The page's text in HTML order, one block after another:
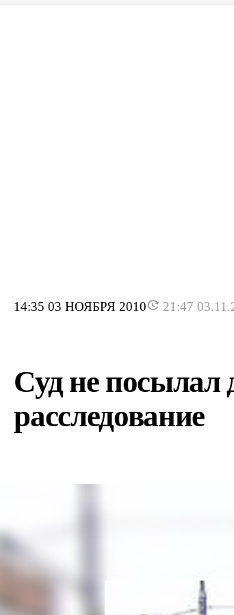
14:35 03 НОЯБРЯ 2010 21:47
Суд не посылал
расследование